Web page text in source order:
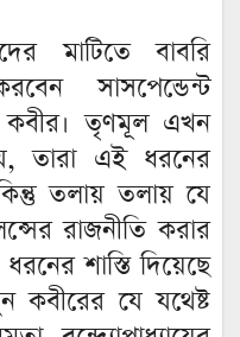
মাটিতে বাবরি
সাসপেন্ডেন্ট
কবীর। তৃণমূল এখন
তারা এই ধরনের
তলায় তলায় যে
রাজনীতি করার
শাস্তি দিয়েছে
কবীরের যে যথেষ্ট